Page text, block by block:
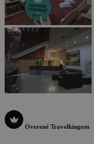
Overené Travelkingom